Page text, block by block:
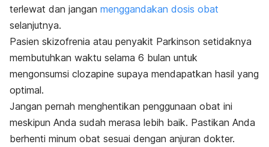
terlewat dan jangan menggandakan dosis obat
selanjutnya.
Pasien skizofrenia atau penyakit Parkinson setidaknya
membutuhkan waktu selama 6 bulan untuk
mengonsumsi clozapine supaya mendapatkan hasil yang
optimal.
Jangan pernah menghentikan penggunaan obat ini
meskipun Anda sudah merasa lebih baik. Pastikan Anda
berhenti minum obat sesuai dengan anjuran dokter.